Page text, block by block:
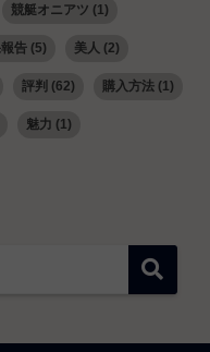
競艇オニアツ (1)
告(5) 美人 (2)
評判 (62) 購入方法(1)
魅力 (1)